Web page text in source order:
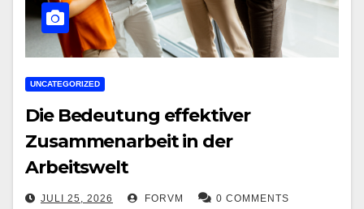
UNCATEGORIZED
Die Bedeutung effektiver
Zusammenarbeit in der
Arbeitswelt
JULI 25, 2026 FORVM 0 COMMENTS